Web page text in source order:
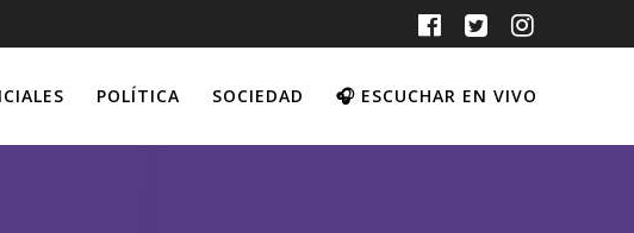
POLÍTICA SOCIEDAD 🎧 ESCUCHAR EN VIVO